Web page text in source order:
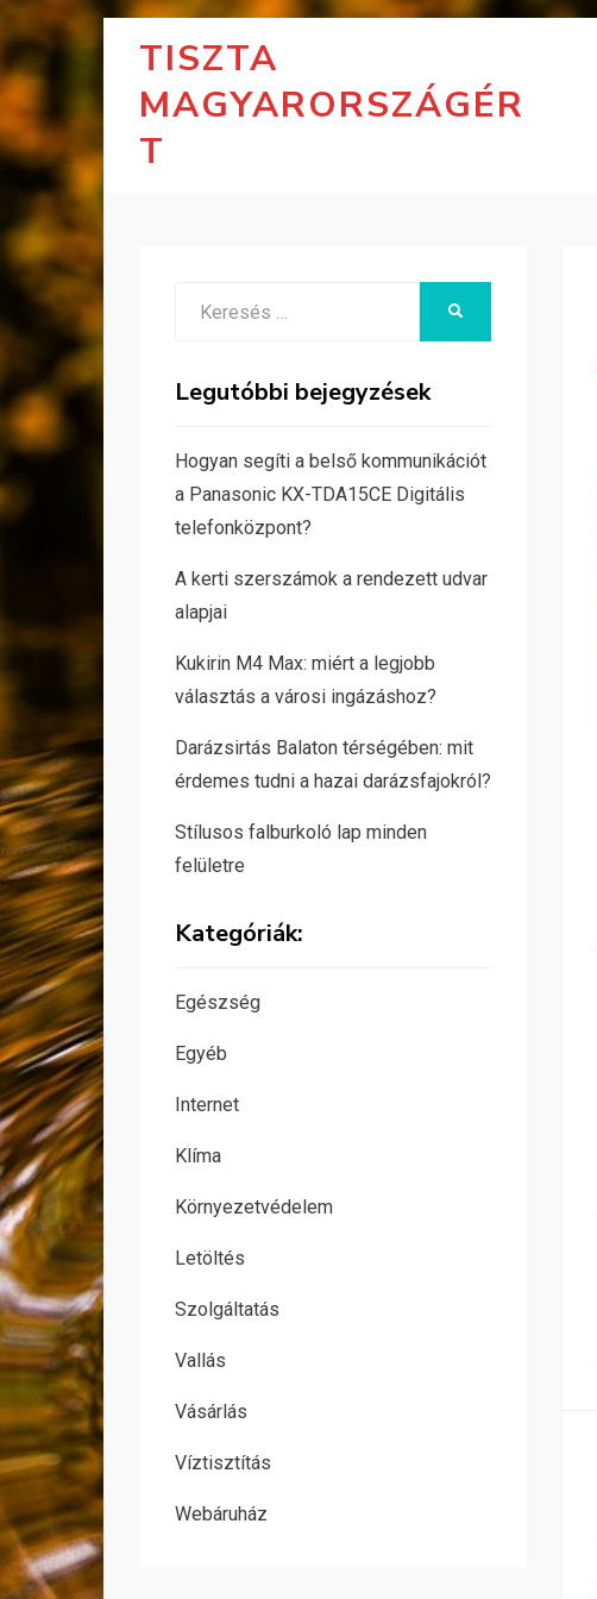
TISZTA
MAGYARORSZÁGÉR
T
Legutóbbi bejegyzések
Hogyan segíti a belső kommunikációt
a Panasonic KX-TDA15CE Digitális
telefonközpont?
A kerti szerszámok a rendezett udvar
alapjai
Kukirin M4 Max: miért a legjobb
választás a városi ingázáshoz?
Darázsirtás Balaton térségében: mit
érdemes tudni a hazai darázsfajokról?
Stílusos falburkoló lap minden
felületre
Kategóriák:
Egészség
Egyéb
Internet
Klíma
Környezetvédelem
Letöltés
Szolgáltatás
Vallás
Vásárlás
Víztisztítás
Webáruház